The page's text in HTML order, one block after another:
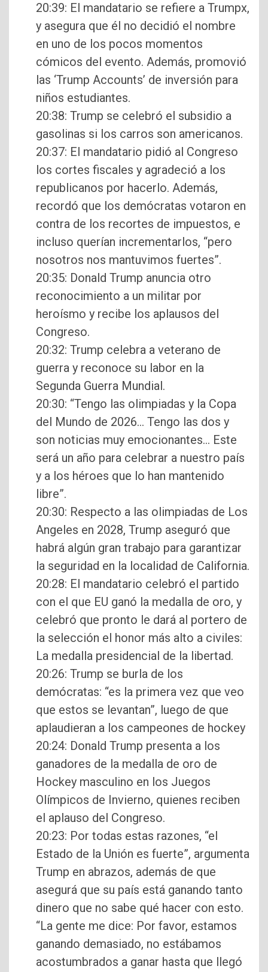
20:39: El mandatario se refiere a Trumpx,
y asegura que él no decidió el nombre
en uno de los pocos momentos
cómicos del evento. Además, promovió
las ‘Trump Accounts’ de inversión para
niños estudiantes.
20:38: Trump se celebró el subsidio a
gasolinas si los carros son americanos.
20:37: El mandatario pidió al Congreso
los cortes fiscales y agradeció a los
republicanos por hacerlo. Además,
recordó que los demócratas votaron en
contra de los recortes de impuestos, e
incluso querían incrementarlos, “pero
nosotros nos mantuvimos fuertes”.
20:35: Donald Trump anuncia otro
reconocimiento a un militar por
heroísmo y recibe los aplausos del
Congreso.
20:32: Trump celebra a veterano de
guerra y reconoce su labor en la
Segunda Guerra Mundial.
20:30: “Tengo las olimpiadas y la Copa
del Mundo de 2026… Tengo las dos y
son noticias muy emocionantes… Este
será un año para celebrar a nuestro país
y a los héroes que lo han mantenido
libre”.
20:30: Respecto a las olimpiadas de Los
Angeles en 2028, Trump aseguró que
habrá algún gran trabajo para garantizar
la seguridad en la localidad de California.
20:28: El mandatario celebró el partido
con el que EU ganó la medalla de oro, y
celebró que pronto le dará al portero de
la selección el honor más alto a civiles:
La medalla presidencial de la libertad.
20:26: Trump se burla de los
demócratas: “es la primera vez que veo
que estos se levantan”, luego de que
aplaudieran a los campeones de hockey
20:24: Donald Trump presenta a los
ganadores de la medalla de oro de
Hockey masculino en los Juegos
Olímpicos de Invierno, quienes reciben
el aplauso del Congreso.
20:23: Por todas estas razones, “el
Estado de la Unión es fuerte”, argumenta
Trump en abrazos, además de que
asegurá que su país está ganando tanto
dinero que no sabe qué hacer con esto.
“La gente me dice: Por favor, estamos
ganando demasiado, no estábamos
acostumbrados a ganar hasta que llegó